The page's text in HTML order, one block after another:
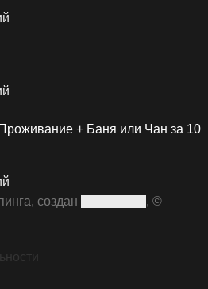
+ Баня или Чан за 10
создан
, ©